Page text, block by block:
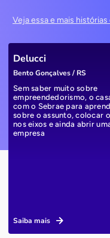
Veja essa e mais
Delucci
Bento Gonçalves / RS
Sem saber muito sobre
empreendedorismo, o
com o Sebrae para
sobre o assunto, colocar
nos eixos e ainda abrir
empresa
Saiba mais